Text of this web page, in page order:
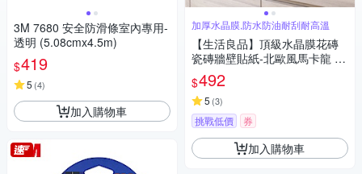
3M 7680 安全防滑條室內專用-
透明 (5.08cmx4.5m)
$419
5 (4)
加入購物車
加厚水晶膜,防水防油耐刮耐高溫
【生活良品】頂級水晶膜花磚
瓷磚牆壁貼紙-北歐風馬卡龍 20
x20cm 每套10片
$492
5 (3)
挑戰低價 券
加入購物車